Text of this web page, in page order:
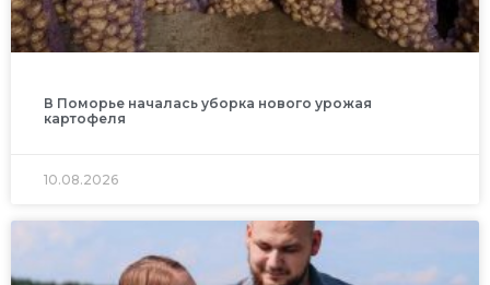
В Поморье началась уборка нового урожая
картофеля
10.08.2026